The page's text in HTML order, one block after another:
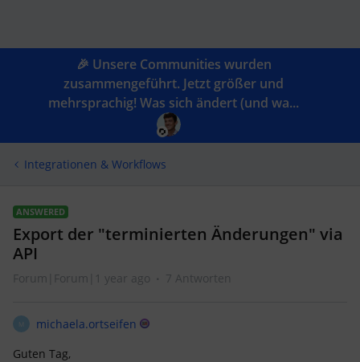
🎉 Unsere Communities wurden
zusammengeführt. Jetzt größer und
mehrsprachig! Was sich ändert (und wa...
Integrationen & Workflows
ANSWERED
Export der "terminierten Änderungen" via
API
Forum|Forum|1 year ago 7 Antworten
M
michaela.ortseifen
Guten Tag,